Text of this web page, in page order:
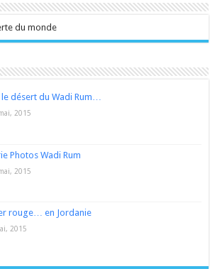
du monde
le désert du Wadi Rum…
2015
Photos Wadi Rum
2015
rouge… en Jordanie
2015